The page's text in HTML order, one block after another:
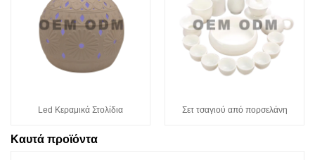
Led Κεραμικά Στολίδια Σετ τσαγιού από πορσελάνη
Καυτά προϊόντα